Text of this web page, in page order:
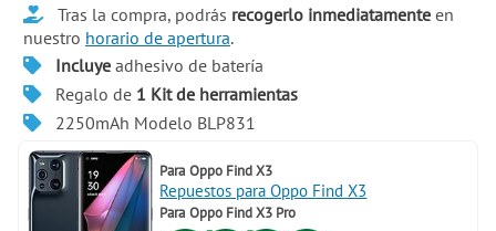
Tras la compra, podrás recogerlo inmediatamenteen
nuestro horario de apertura.
Incluyeadhesivo de batería
Regalo de 1 Kit de herramientas
2250mAh Modelo BLP831
Para Oppo Find X3
Repuestos para Oppo Find X3
Para Oppo Find X3 Pro